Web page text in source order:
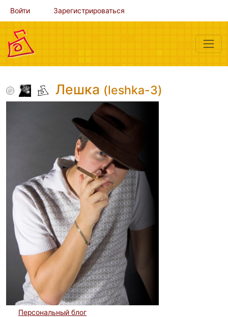
Войти Зарегистрироваться
Лешка (leshka-3)
Персональный блог